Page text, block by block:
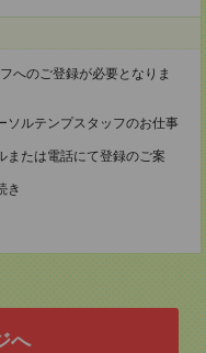
へのご登録が必要となりま
ソルテンプスタッフのお仕事
または電話にて登録のご案
き
へ